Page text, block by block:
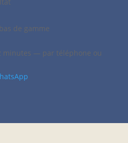
de gamme
minutes — par téléphone ou